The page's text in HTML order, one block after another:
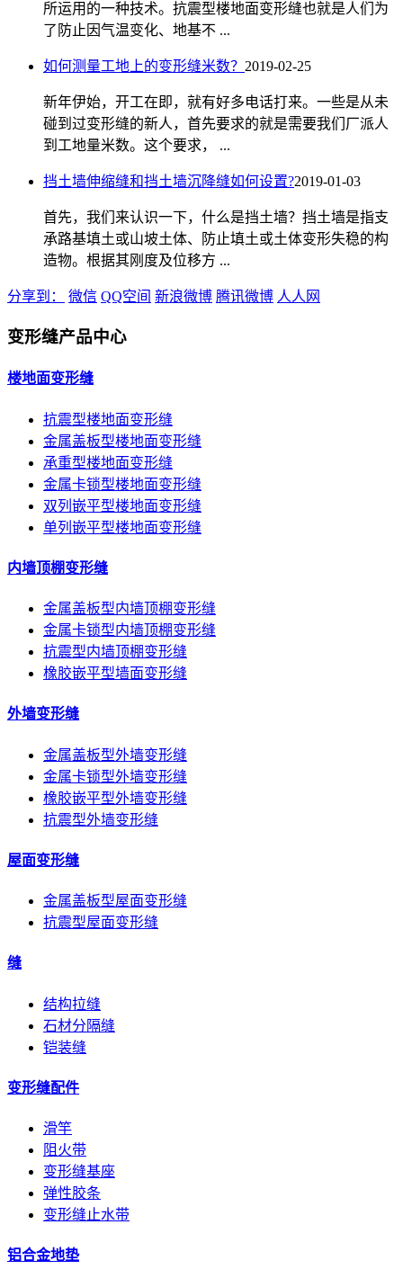
所运用的一种技术。抗震型楼地面变形缝也就是人们为
了防止因气温变化、地基不 ...
如何测量工地上的变形缝米数？ 2019-02-25
新年伊始，开工在即，就有好多电话打来。一些是从未
碰到过变形缝的新人，首先要求的就是需要我们厂派人
到工地量米数。这个要求， ...
挡土墙伸缩缝和挡土墙沉降缝如何设置?2019-01-03
首先，我们来认识一下，什么是挡土墙？挡土墙是指支
承路基填土或山坡土体、防止填土或土体变形失稳的构
造物。根据其刚度及位移方 ...
分享到： 微信 QQ空间 新浪微博 腾讯微博 人人网
变形缝产品中心
楼地面变形缝
抗震型楼地面变形缝
金属盖板型楼地面变形缝
承重型楼地面变形缝
金属卡锁型楼地面变形缝
双列嵌平型楼地面变形缝
单列嵌平型楼地面变形缝
内墙顶棚变形缝
金属盖板型内墙顶棚变形缝
金属卡锁型内墙顶棚变形缝
抗震型内墙顶棚变形缝
橡胶嵌平型墙面变形缝
外墙变形缝
金属盖板型外墙变形缝
金属卡锁型外墙变形缝
橡胶嵌平型外墙变形缝
抗震型外墙变形缝
屋面变形缝
金属盖板型屋面变形缝
抗震型屋面变形缝
缝
结构拉缝
石材分隔缝
铠装缝
变形缝配件
滑竿
阻火带
变形缝基座
弹性胶条
变形缝止水带
铝合金地垫